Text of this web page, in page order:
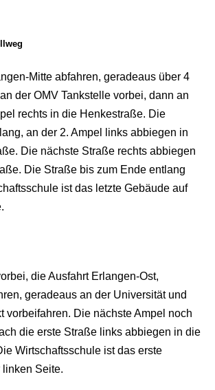
Mitte abfahren, geradeaus über 4
der OMV Tankstelle vorbei, dann an
rechts in die Henkestraße. Die
an der 2. Ampel links abbiegen in
Die nächste Straße rechts abbiegen
Die Straße bis zum Ende entlang
ist das letzte Gebäude auf
die Ausfahrt Erlangen-Ost,
geradeaus an der Universität und
vorbeifahren. Die nächste Ampel noch
die erste Straße links abbiegen in die
Wirtschaftsschule ist das erste
Seite.